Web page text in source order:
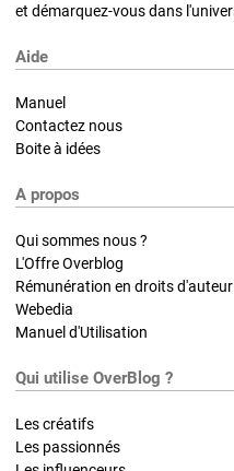
et démarquez-vous dans
Aide
Manuel
Contactez nous
Boite à idées
A propos
Qui sommes nous ?
L'Offre Overblog
Rémunération en droits d'auteur
Webedia
Manuel d'Utilisation
Qui utilise OverBlog ?
Les créatifs
Les passionnés